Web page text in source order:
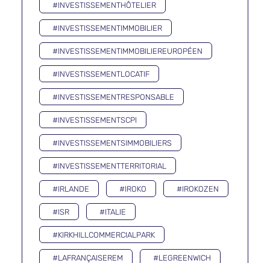
#INVESTISSEMENTHÔTELIER
#INVESTISSEMENTIMMOBILIER
#INVESTISSEMENTIMMOBILIEREUROPÉEN
#INVESTISSEMENTLOCATIF
#INVESTISSEMENTRESPONSABLE
#INVESTISSEMENTSCPI
#INVESTISSEMENTSIMMOBILIERS
#INVESTISSEMENTTERRITORIAL
#IRLANDE #IROKO #IROKOZEN
#ISR #ITALIE
#KIRKHILLCOMMERCIALPARK
#LAFRANÇAISEREM #LEGREENWICH